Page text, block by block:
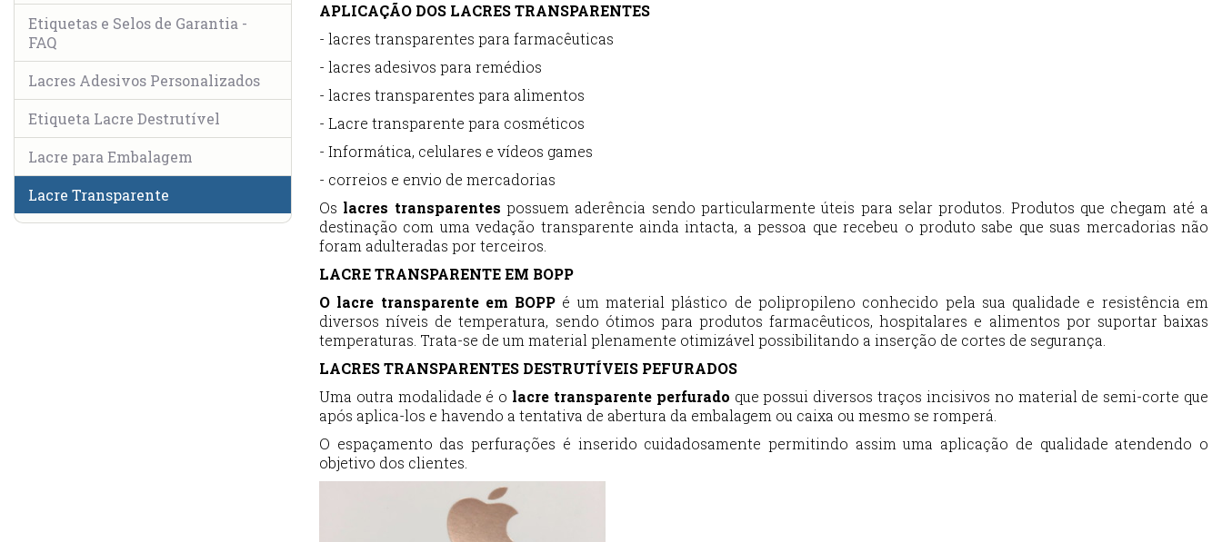
APLICAÇÃO DOS LACRES TRANSPARENTES
- lacres transparentes para farmacêuticas
- lacres adesivos para remédios
- lacres transparentes para alimentos
- Lacre transparente para cosméticos
- Informática, celulares e vídeos games
- correios e envio de mercadorias
Os lacres transparentes possuem aderência sendo particularmente úteis para selar produtos. Produtos que chegam até a
destinação com uma vedação transparente ainda intacta, a pessoa que recebeu o produto sabe que suas mercadorias não
foram adulteradas por terceiros.
LACRE TRANSPARENTE EM BOPP
O lacre transparente em BOPP é um material plástico de polipropileno conhecido pela sua qualidade e resistência em
diversos níveis de temperatura, sendo ótimos para produtos farmacêuticos, hospitalares e alimentos por suportar baixas
temperaturas. Trata-se de um material plenamente otimizável possibilitando a inserção de cortes de segurança.
LACRES TRANSPARENTES DESTRUTÍVEIS PEFURADOS
Uma outra modalidade é o lacre transparente perfurado que possui diversos traços incisivos no material de semi-corte que
após aplica-los e havendo a tentativa de abertura da embalagem ou caixa ou mesmo se romperá.
O espaçamento das perfurações é inserido cuidadosamente permitindo assim uma aplicação de qualidade atendendo o
objetivo dos clientes.
Etiquetas e Selos de Garantia -
FAQ
Lacres Adesivos Personalizados
Etiqueta Lacre Destrutível
Lacre para Embalagem
Lacre Transparente